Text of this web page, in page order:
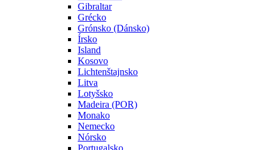
Gibraltar
Grécko
Grónsko (Dánsko)
Írsko
Island
Kosovo
Lichtenštajnsko
Litva
Lotyšsko
Madeira (POR)
Monako
Nemecko
Nórsko
Portugalsko